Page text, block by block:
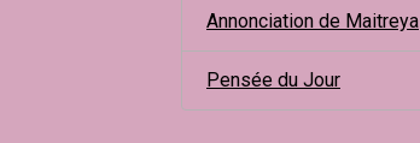
Annonciation de Maitreya
Pensée du Jour